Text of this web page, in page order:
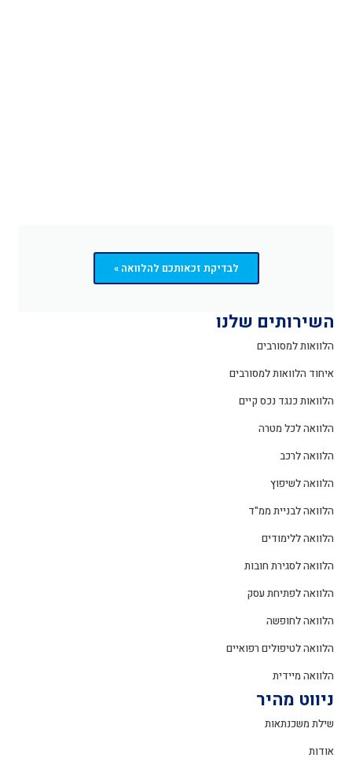
לבדיקת זכאותכם להלוואה »
השירותים שלנו
הלוואות למסורבים
איחוד הלוואות למסורבים
הלוואות כנגד נכס קיים
הלוואה לכל מטרה
הלוואה לרכב
הלוואה לשיפוץ
הלוואה לבניית ממ"ד
הלוואה ללימודים
הלוואה לסגירת חובות
הלוואה לפתיחת עסק
הלוואה לחופשה
הלוואה לטיפולים רפואיים
הלוואה מיידית
ניווט מהיר
שילת משכנתאות
אודות